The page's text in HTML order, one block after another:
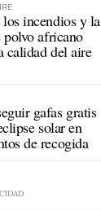
incendios y la
africano
calidad del aire
gafas gratis
solar en
de recogida